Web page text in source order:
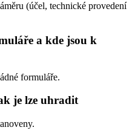
(účel, technické provedení
a kde jsou k
formuláře.
je lze uhradit